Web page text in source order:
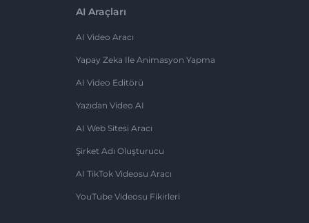
AI Araçları
AI Video Aracı
Yapay Zeka Ile Animasyon Yapma
AI Video Editörü
Yazıdan Video AI
AI Web Sitesi Aracı
Şirket Adı Oluşturucu
AI TikTok Videosu Aracı
YouTube Videosu Fikirleri